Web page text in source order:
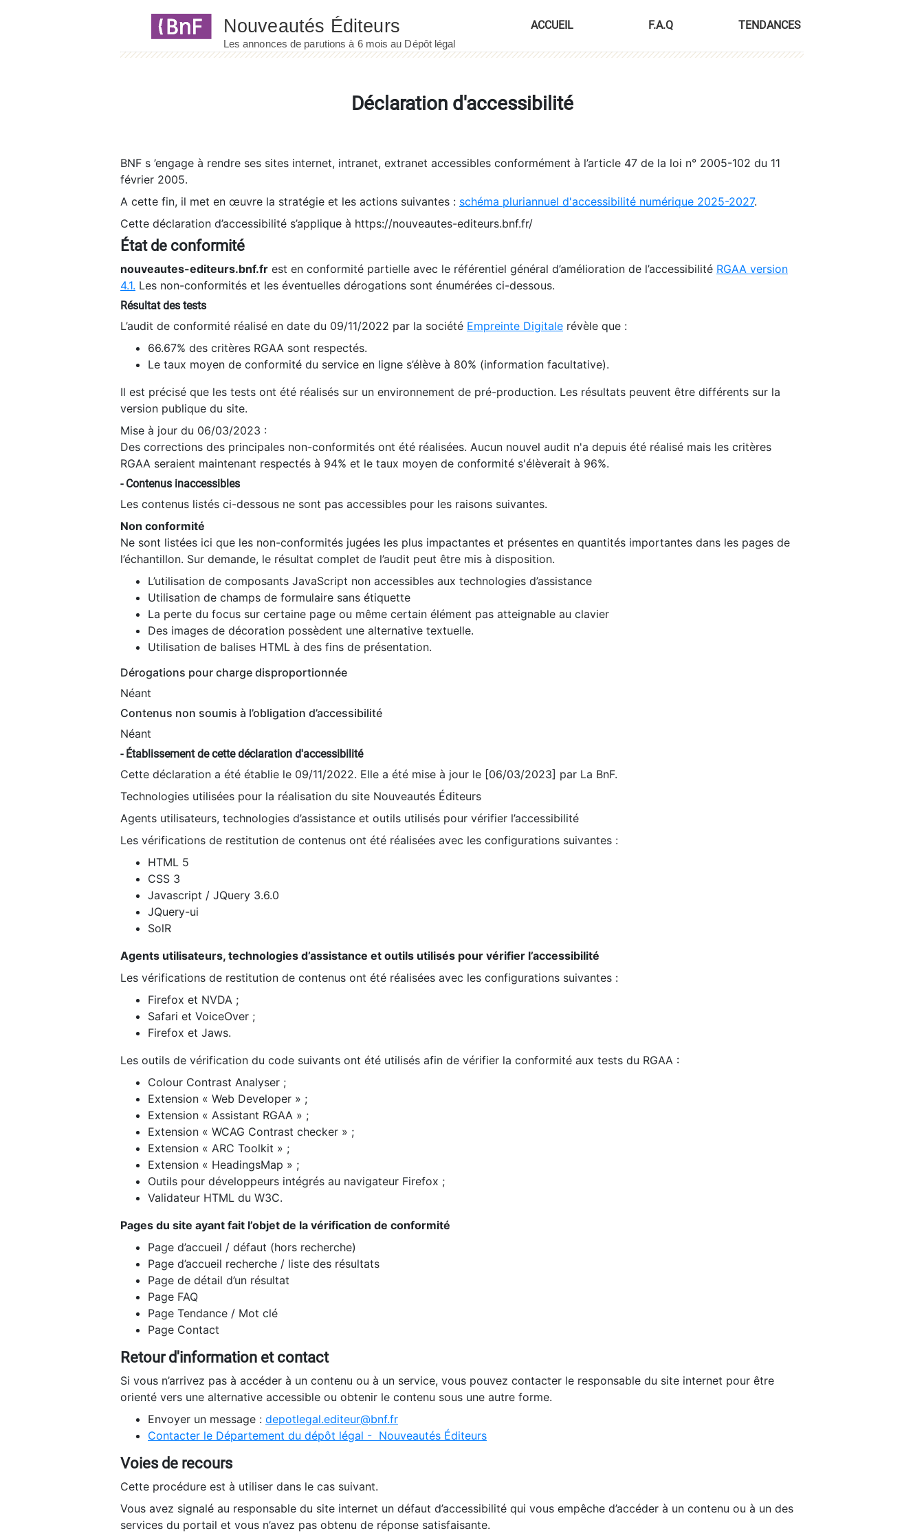
ACCUEIL F.A.Q TENDANCES
Déclaration d'accessibilité
BNF s ’engage à rendre ses sites internet, intranet, extranet accessibles conformément à l’article 47 de la loi n° 2005-102 du 11
février 2005.
A cette fin, il met en œuvre la stratégie et les actions suivantes : schéma pluriannuel d'accessibilité numérique 2025-2027.
Cette déclaration d’accessibilité s’applique à https://nouveautes-editeurs.bnf.fr/
État de conformité
nouveautes-editeurs.bnf.fr est en conformité partielle avec le référentiel général d’amélioration de l’accessibilité RGAA version
4.1. Les non-conformités et les éventuelles dérogations sont énumérées ci-dessous.
Résultat des tests
L’audit de conformité réalisé en date du 09/11/2022 par la société Empreinte Digitale révèle que :
66.67% des critères RGAA sont respectés.
Le taux moyen de conformité du service en ligne s’élève à 80% (information facultative).
Il est précisé que les tests ont été réalisés sur un environnement de pré-production. Les résultats peuvent être différents sur la
version publique du site.
Mise à jour du 06/03/2023 :
Des corrections des principales non-conformités ont été réalisées. Aucun nouvel audit n'a depuis été réalisé mais les critères
RGAA seraient maintenant respectés à 94% et le taux moyen de conformité s'élèverait à 96%.
- Contenus inaccessibles
Les contenus listés ci-dessous ne sont pas accessibles pour les raisons suivantes.
Non conformité
Ne sont listées ici que les non-conformités jugées les plus impactantes et présentes en quantités importantes dans les pages de
l’échantillon. Sur demande, le résultat complet de l’audit peut être mis à disposition.
L’utilisation de composants JavaScript non accessibles aux technologies d’assistance
Utilisation de champs de formulaire sans étiquette
La perte du focus sur certaine page ou même certain élément pas atteignable au clavier
Des images de décoration possèdent une alternative textuelle.
Utilisation de balises HTML à des fins de présentation.
Dérogations pour charge disproportionnée
Néant
Contenus non soumis à l’obligation d’accessibilité
Néant
- Établissement de cette déclaration d'accessibilité
Cette déclaration a été établie le 09/11/2022. Elle a été mise à jour le [06/03/2023] par La BnF.
Technologies utilisées pour la réalisation du site Nouveautés Éditeurs
Agents utilisateurs, technologies d’assistance et outils utilisés pour vérifier l’accessibilité
Les vérifications de restitution de contenus ont été réalisées avec les configurations suivantes :
HTML 5
CSS 3
Javascript / JQuery 3.6.0
JQuery-ui
SolR
Agents utilisateurs, technologies d’assistance et outils utilisés pour vérifier l’accessibilité
Les vérifications de restitution de contenus ont été réalisées avec les configurations suivantes :
Firefox et NVDA ;
Safari et VoiceOver ;
Firefox et Jaws.
Les outils de vérification du code suivants ont été utilisés afin de vérifier la conformité aux tests du RGAA :
Colour Contrast Analyser ;
Extension « Web Developer » ;
Extension « Assistant RGAA » ;
Extension « WCAG Contrast checker » ;
Extension « ARC Toolkit » ;
Extension « HeadingsMap » ;
Outils pour développeurs intégrés au navigateur Firefox ;
Validateur HTML du W3C.
Pages du site ayant fait l’objet de la vérification de conformité
Page d’accueil / défaut (hors recherche)
Page d’accueil recherche / liste des résultats
Page de détail d’un résultat
Page FAQ
Page Tendance / Mot clé
Page Contact
Retour d'information et contact
Si vous n’arrivez pas à accéder à un contenu ou à un service, vous pouvez contacter le responsable du site internet pour être
orienté vers une alternative accessible ou obtenir le contenu sous une autre forme.
Envoyer un message : depotlegal.editeur@bnf.fr
Contacter le Département du dépôt légal - Nouveautés Éditeurs
Voies de recours
Cette procédure est à utiliser dans le cas suivant.
Vous avez signalé au responsable du site internet un défaut d’accessibilité qui vous empêche d’accéder à un contenu ou à un des
services du portail et vous n’avez pas obtenu de réponse satisfaisante.